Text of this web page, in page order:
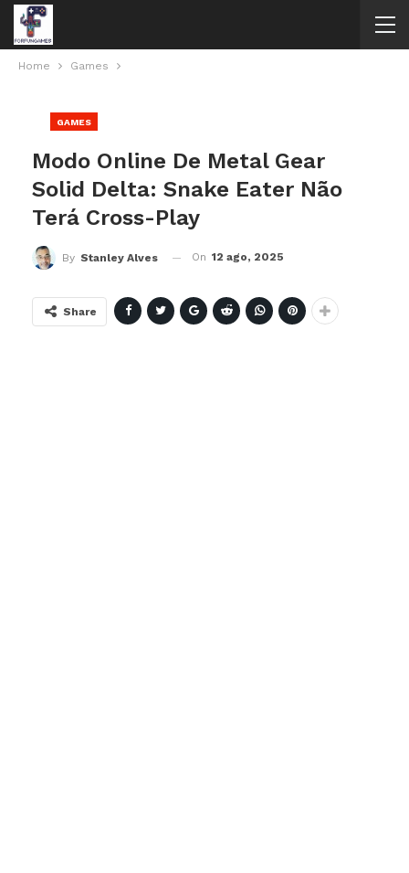
Home Games
GAMES
Modo Online De Metal Gear
Solid Delta: Snake Eater Não
Terá Cross-Play
By Stanley Alves On 12 ago, 2025
Share